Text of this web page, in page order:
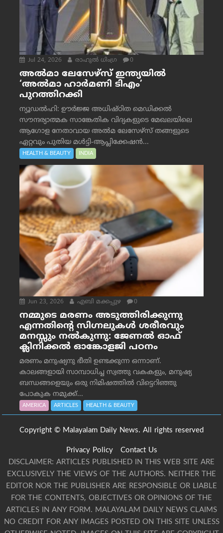
Jul 24, 2026 രാഹുല്‍ ധിംഗ്ര 0
അൽമാ ലേസേഴ്സ് ഇന്ത്യയിൽ
‘അൽമാ ഹാർമണി ടിഎം’
പുറത്തിറക്കി
ന്യൂഡൽഹി: ഊർജ്ജ അധിഷ്ഠിത മെഡിക്കൽ
സൗന്ദര്യാത്മക സാങ്കേതിക വിദ്യകളുടെ മേഖലയിലെ
ആഗോള നേതാവായ അൽമ ലേസേഴ്സ് തങ്ങളുടെ
ഏറ്റവും പുതിയ മൾട്ടി-ആപ്ലിക്കേഷൻ...
HEALTH & BEAUTY INDIA
Jun 23, 2026 എബി മക്കപ്പുഴ 0
നമ്മുടെ മരണം അടുത്തിരിക്കുന്നു
എന്നതിന്റെ സിഗ്നലുകൾ ശരീരവും
മനസ്സും നല്‍കുന്നു: ജേണല്‍ ഓഫ്
ക്ലിനിക്കല്‍ ഓങ്കോളജി പഠനം
മരണം മനുഷ്യനു ഭീതി ഉണ്ടക്കുന്ന ഒന്നാണ്.
കാലങ്ങളായി സാമ്പാധിച്ച സ്വത്തു വകകളും, മനുഷ്യ
ബന്ധങ്ങളെയും ഒരു നിമിഷത്തിൽ വിട്ടെറിഞ്ഞു
പോകുക നമുക്ക്...
AMERICA ARTICLES HEALTH & BEAUTY
Copyright © Malayalam Daily News. All rights reserved
Privacy Policy
Contact Us
DISCLAIMER: ARTICLES PUBLISHED IN THIS WEB SITE ARE
EXCLUSIVELY THE VIEWS OF THE AUTHORS. NEITHER THE
EDITOR NOR THE PUBLISHER ARE RESPONSIBLE OR LIABLE
FOR THE CONTENTS, OBJECTIVES OR OPINIONS OF THE
ARTICLES IN ANY FORM. MALAYALAM DAILY NEWS CLAIMS
NO CREDIT FOR ANY IMAGES POSTED ON THIS SITE UNLESS